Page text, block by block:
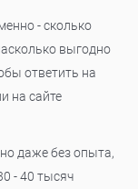
- сколько
выгодно
ответить на
на сайте
даже без опыта,
- 40 тысяч